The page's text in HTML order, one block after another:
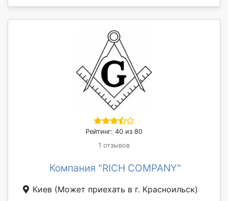
Рейтинг: 40 из 80
1 отзывов
Компания "RICH COMPANY"
Киев (Может приехать в г. Красноильск)